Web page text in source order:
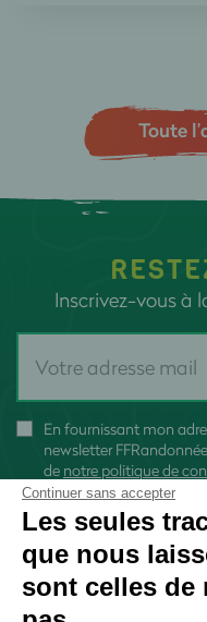
Toute
Inscrivez-vous à
En fournissant mon
newsletter
de notre politique de
Continuer sans accepter
Les seules
que nous
sont celles de